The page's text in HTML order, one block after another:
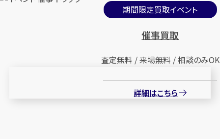
期間限定買取イベント
催事買取
査定無料 / 来場無料 / 相談のみOK
詳細はこちら